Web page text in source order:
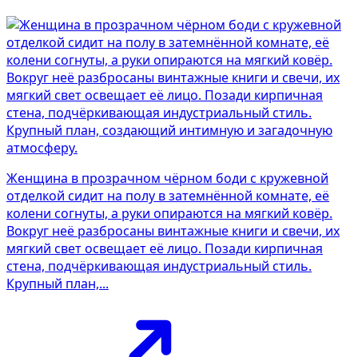
Женщина в прозрачном чёрном боди с кружевной
отделкой сидит на полу в затемнённой комнате, её
колени согнуты, а руки опираются на мягкий ковёр.
Вокруг неё разбросаны винтажные книги и свечи, их
мягкий свет освещает её лицо. Позади кирпичная
стена, подчёркивающая индустриальный стиль.
Крупный план,...